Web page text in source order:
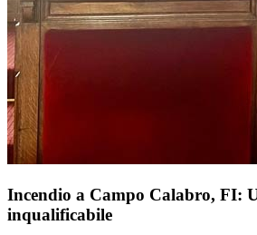
Incendio a Campo Calabro, FI:
inqualificabile